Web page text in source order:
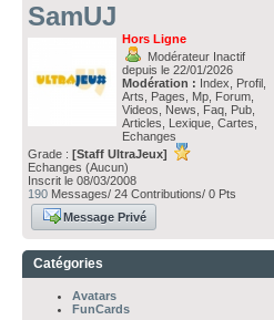
SamUJ
Hors Ligne
Modérateur Inactif
depuis le 22/01/2026
Modération : Index, Profil,
Arts, Pages, Mp, Forum,
Videos, News, Faq, Pub,
Articles, Lexique, Cartes,
Echanges
Grade : [Staff UltraJeux]
Echanges (Aucun)
Inscrit le 08/03/2008
190 Messages/ 24 Contributions/ 0 Pts
Message Privé
Catégories
Avatars
FunCards